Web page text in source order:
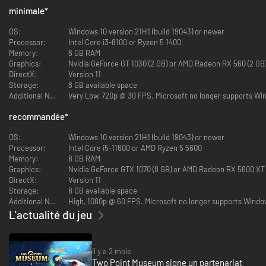
Two Point Museum contient :
Concevez, supervisez et développez d'incroyables musées
5 emplacements de musée uniques répartis dans Two Point County :
- Aquarium à Passwater Cove
- Science à Bungle Wasteland
- Espace à Pebberley Heights
3 musées temporaires possédant leurs propres tâches et défis à
remplir
Un mode bac à sable pour construire les mégamusées de vos rêves !
6 types majeurs et plus de 30 sous-catégories d'expositions
5 cartes d'expédition proposant plus de 100 points d'intérêt à
Plus de 200 expositions uniques à découvrir et un album
d'autocollants à remplir
Plus de 350 éléments décoratifs pour rendre votre musée unique
minimale*
OS:
Windows 10 version 21H1 (build 19043) or newer
Processor:
Intel Core i3-8100 or Ryzen 5 1400
Memory:
6 GB RAM
Graphics:
Nvidia GeForce GT 1030 (2 GB) or AMD Radeon RX 560 (2
DirectX:
Version 11
Storage:
8 GB available space
Additional Notes:
Very Low, 720p @ 30 FPS. Microsoft no longer supports
recommandée*
OS:
Windows 10 version 21H1 (build 19043) or newer
Processor:
Intel Core i5-11600 or AMD Ryzen 5 5600
Memory:
8 GB RAM
Graphics:
Nvidia GeForce GTX 1070 (8 GB) or AMD Radeon RX 5600
DirectX:
Version 11
Storage:
8 GB available space
Additional Notes:
High, 1080p @ 60 FPS. Microsoft no longer supports
L'actualité du jeu
il y a 2 mois
Two Point Museum signe un partenariat